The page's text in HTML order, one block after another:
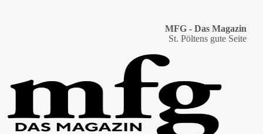
MFG - Das Magazin
St. Pöltens gute Seite